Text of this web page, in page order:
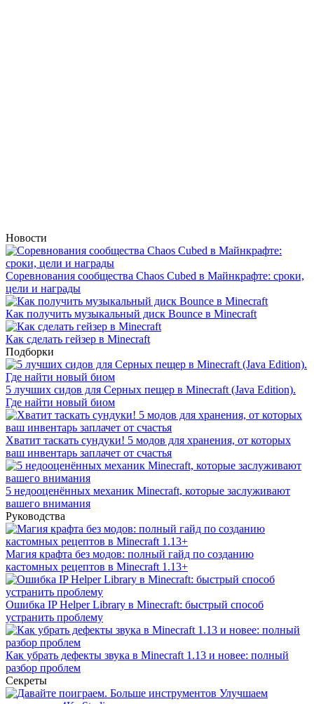
Новости
Соревнования сообщества Chaos Cubed в Майнкрафте: сроки,
цели и награды
Как получить музыкальный диск Bounce в Minecraft
Как сделать гейзер в Minecraft
Подборки
5 лучших сидов для Серных пещер в Minecraft (Java Edition).
Где найти новый биом
Хватит таскать сундуки! 5 модов для хранения, от которых
ваш инвентарь заплачет от счастья
5 недооценённых механик Minecraft, которые заслуживают
вашего внимания
Руководства
Магия крафта без модов: полный гайд по созданию
кастомных рецептов в Minecraft 1.13+
Ошибка IP Helper Library в Minecraft: быстрый способ
устранить проблему
Как убрать дефекты звука в Minecraft 1.13 и новее: полный
разбор проблем
Секреты